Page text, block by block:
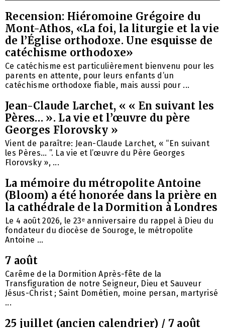
Recension: Hiéromoine Grégoire du
Mont-Athos, «La foi, la liturgie et la vie
de l’Église orthodoxe. Une esquisse de
catéchisme orthodoxe»
Ce catéchisme est particulièrement bienvenu pour les
parents en attente, pour leurs enfants d’un
catéchisme orthodoxe fiable, mais aussi pour ...
Jean-Claude Larchet, « « En suivant les
Pères… ». La vie et l’œuvre du père
Georges Florovsky »
Vient de paraître: Jean-Claude Larchet, « “En suivant
les Pères… ”. La vie et l’œuvre du Père Georges
Florovsky », ...
La mémoire du métropolite Antoine
(Bloom) a été honorée dans la prière en
la cathédrale de la Dormition à Londres
Le 4 août 2026, le 23ᵉ anniversaire du rappel à Dieu du
fondateur du diocèse de Souroge, le métropolite
Antoine ...
7 août
Carême de la Dormition Après-fête de la
Transfiguration de notre Seigneur, Dieu et Sauveur
Jésus-Christ ; Saint Dométien, moine persan, martyrisé
...
25 juillet (ancien calendrier) / 7 août